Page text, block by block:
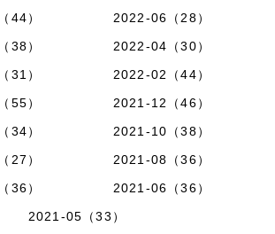
44）
2022-06（28）
38）
2022-04（30）
31）
2022-02（44）
55）
2021-12（46）
34）
2021-10（38）
27）
2021-08（36）
36）
2021-06（36）
2021-05（33）